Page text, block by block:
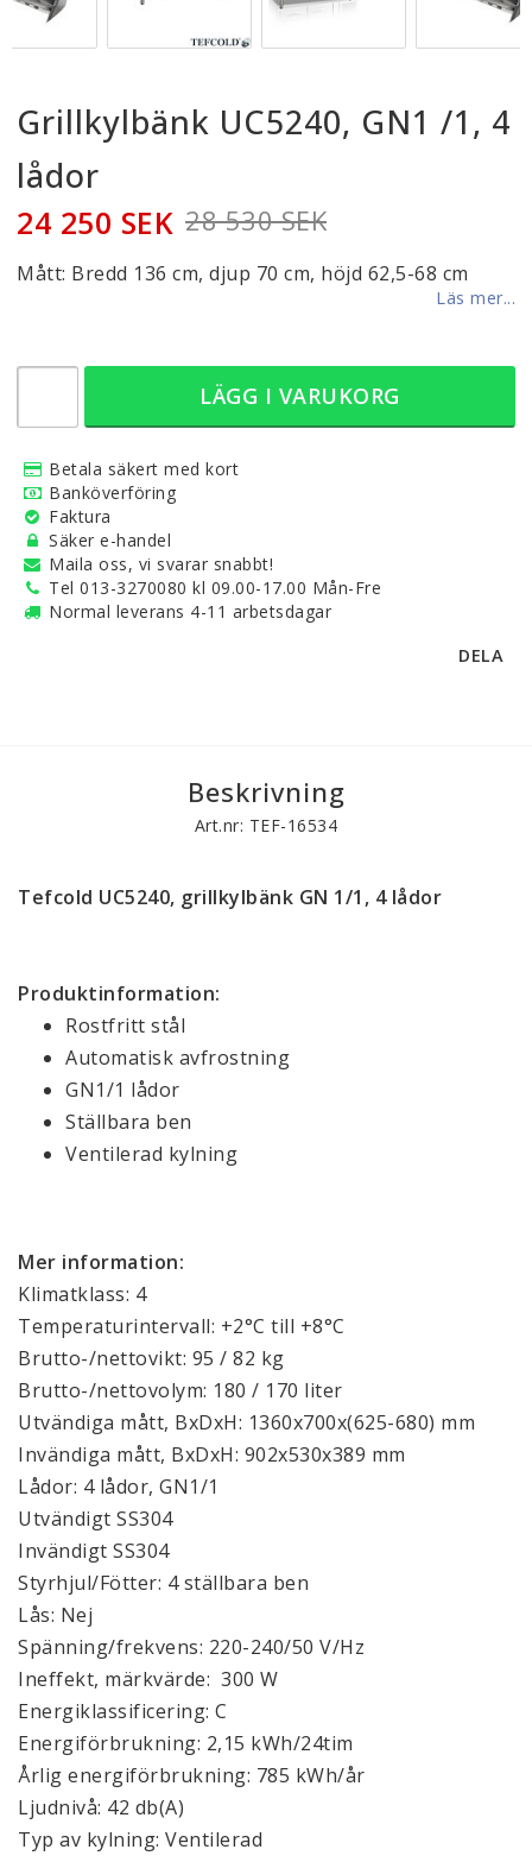
Grillkylbänk UC5240, GN1 /1, 4
lådor
28 530 SEK
24 250 SEK
Mått: Bredd 136 cm, djup 70 cm, höjd 62,5-68 cm
Läs mer...
LÄGG I VARUKORG
Betala säkert med kort
Banköverföring
Faktura
Säker e-handel
Maila oss, vi svarar snabbt!
Tel 013-3270080 kl 09.00-17.00 Mån-Fre
Normal leverans 4-11 arbetsdagar
DELA
Beskrivning
Art.nr: TEF-16534
Tefcold UC5240, grillkylbänk GN 1/1, 4 lådor
Produktinformation:
Rostfritt stål
Automatisk avfrostning
GN1/1 lådor
Ställbara ben
Ventilerad kylning
Mer information:
Klimatklass: 4
Temperaturintervall: +2°C till +8°C
Brutto-/nettovikt: 95 / 82 kg
Brutto-/nettovolym: 180 / 170 liter
Utvändiga mått, BxDxH: 1360x700x(625-680) mm
Invändiga mått, BxDxH: 902x530x389 mm
Lådor: 4 lådor, GN1/1
Utvändigt SS304
Invändigt SS304
Styrhjul/Fötter: 4 ställbara ben
Lås: Nej
Spänning/frekvens: 220-240/50 V/Hz
Ineffekt, märkvärde: 300 W
Energiklassificering: C
Energiförbrukning: 2,15 kWh/24tim
Årlig energiförbrukning: 785 kWh/år
Ljudnivå: 42 db(A)
Typ av kylning: Ventilerad